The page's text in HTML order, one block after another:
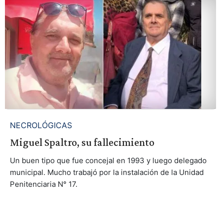
NECROLÓGICAS
Miguel Spaltro, su fallecimiento
Un buen tipo que fue concejal en 1993 y luego delegado
municipal. Mucho trabajó por la instalación de la Unidad
Penitenciaria N° 17.